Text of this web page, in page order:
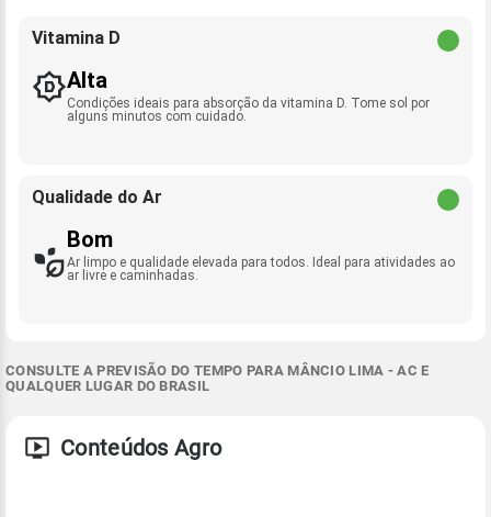
Vitamina D
Alta
Condições ideais para absorção da vitamina D. Tome sol por
alguns minutos com cuidado.
Qualidade do Ar
Bom
Ar limpo e qualidade elevada para todos. Ideal para atividades ao
ar livre e caminhadas.
CONSULTE A PREVISÃO DO TEMPO PARA MÂNCIO LIMA - AC E
QUALQUER LUGAR DO BRASIL
Conteúdos Agro